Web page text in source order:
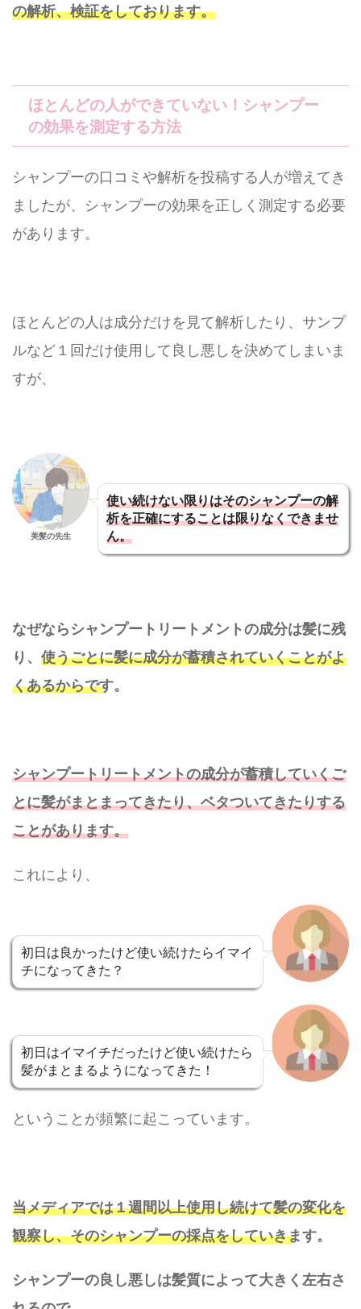
の解析、検証をしております。
ほとんどの人ができていない！シャンプー
の効果を測定する方法
シャンプーの口コミや解析を投稿する人が増えてき
ましたが、シャンプーの効果を正しく測定する必要
があります。
ほとんどの人は成分だけを見て解析したり、サンプ
ルなど１回だけ使用して良し悪しを決めてしまいま
すが、
美髪の先生
使い続けない限りはそのシャンプーの解
析を正確にすることは限りなくできませ
ん。
なぜならシャンプートリートメントの成分は髪に残
り、 使うごとに髪に成分が蓄積されていくことがよ
くあるからです。
シャンプートリートメントの成分が蓄積していくご
とに髪がまとまってきたり、ベタついてきたりする
ことがあります。
これにより、
初日は良かったけど使い続けたらイマイ
チになってきた？
初日はイマイチだったけど使い続けたら
髪がまとまるようになってきた！
ということが頻繁に起こっています。
当メディアでは１週間以上使用し続けて髪の変化を
観察し、そのシャンプーの採点をしていきます。
シャンプーの良し悪しは髪質によって大きく左右さ